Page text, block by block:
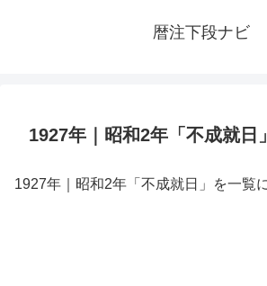
暦注下段ナビ
1927年｜昭和2年「不成就日
1927年｜昭和2年「不成就日」を一覧